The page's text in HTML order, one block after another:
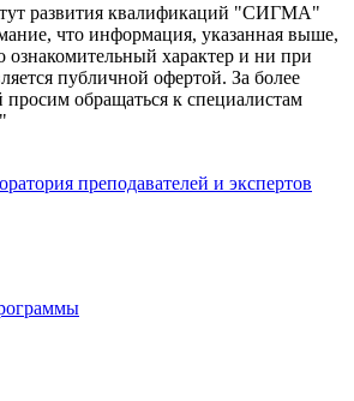
развития квалификаций "СИГМА"
что информация, указанная выше,
ознакомительный характер и ни при
публичной офертой. За более
обращаться к специалистам
преподавателей и экспертов